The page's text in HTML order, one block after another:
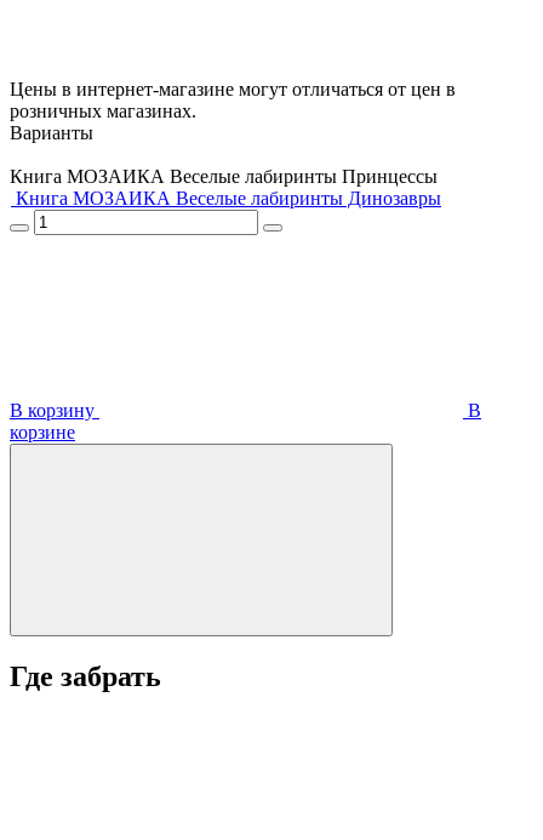
Цены в интернет-магазине могут отличаться от цен в
розничных магазинах.
Варианты
Книга МОЗАИКА Веселые лабиринты Принцессы
Книга МОЗАИКА Веселые лабиринты Динозавры
В корзину
В
корзинe
Где забрать